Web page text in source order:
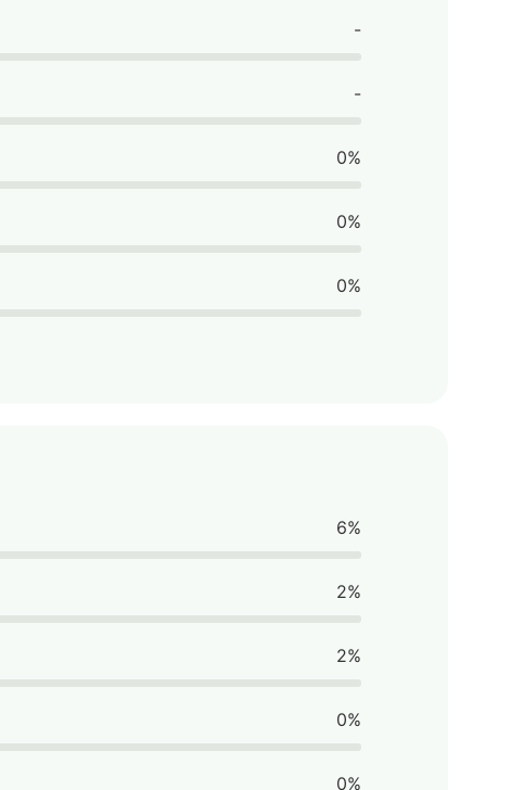
-
-
0%
0%
0%
6%
2%
2%
0%
0%